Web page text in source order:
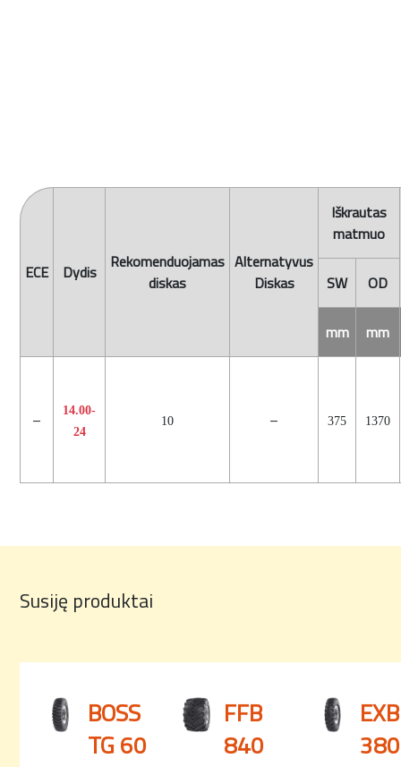
ECE Dydis
Rekomenduojamas
diskas
Alternatyvus
Diskas
Iškrautas
matmuo
SW OD
mm mm
–
14.00-
24
10 – 375 1370
Susiję produktai
BOSS
TG 60
FFB
840
EXB
380